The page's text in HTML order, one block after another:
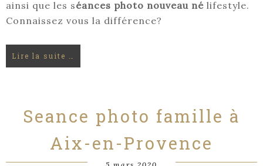
ainsi que les séances photo nouveau né lifestyle.
Connaissez vous la différence?
Lire la suite …
Seance photo famille à
Aix-en-Provence